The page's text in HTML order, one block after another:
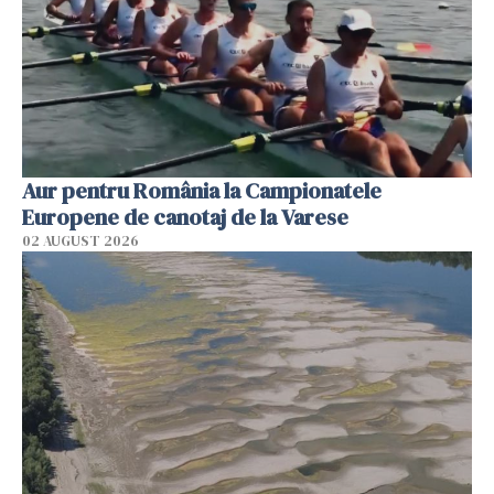
Aur pentru România la Campionatele
Europene de canotaj de la Varese
02 AUGUST 2026